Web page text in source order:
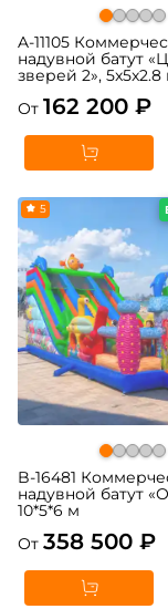
A-11105
надувной батут
зверей 2», 5x5x2.8
От 162 200 ₽
5
B-16481
надувной батут
10*5*6 м
От 358 500 ₽